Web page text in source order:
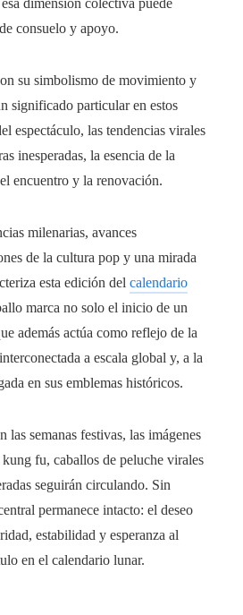
dimensión colectiva puede
consuelo y apoyo.
su simbolismo de movimiento y
significado particular en estos
espectáculo, las tendencias virales
inesperadas, la esencia de la
encuentro y la renovación.
milenarias, avances
de la cultura pop y una mirada
esta edición del calendario
marca no solo el inicio de un
además actúa como reflejo de la
a escala global y, a la
en sus emblemas históricos.
las semanas festivas, las imágenes
fu, caballos de peluche virales
seguirán circulando. Sin
permanece intacto: el deseo
estabilidad y esperanza al
en el calendario lunar.